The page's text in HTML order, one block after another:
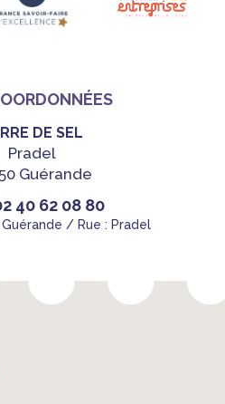
DE SEL
Pradel
Guérande
40 62 08 80
/ Rue : Pradel